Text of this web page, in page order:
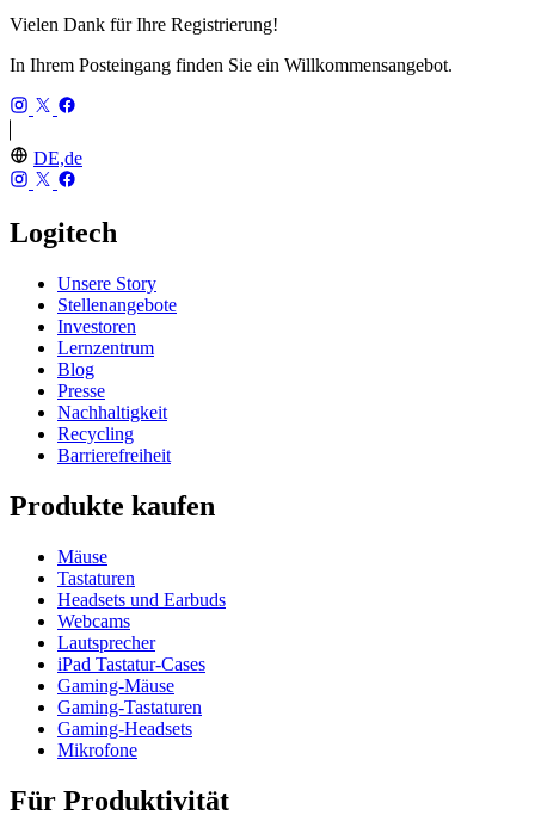
Vielen Dank für Ihre Registrierung!
In Ihrem Posteingang finden Sie ein Willkommensangebot.
DE,de
Logitech
Unsere Story
Stellenangebote
Investoren
Lernzentrum
Blog
Presse
Nachhaltigkeit
Recycling
Barrierefreiheit
Produkte kaufen
Mäuse
Tastaturen
Headsets und Earbuds
Webcams
Lautsprecher
iPad Tastatur-Cases
Gaming-Mäuse
Gaming-Tastaturen
Gaming-Headsets
Mikrofone
Für Produktivität